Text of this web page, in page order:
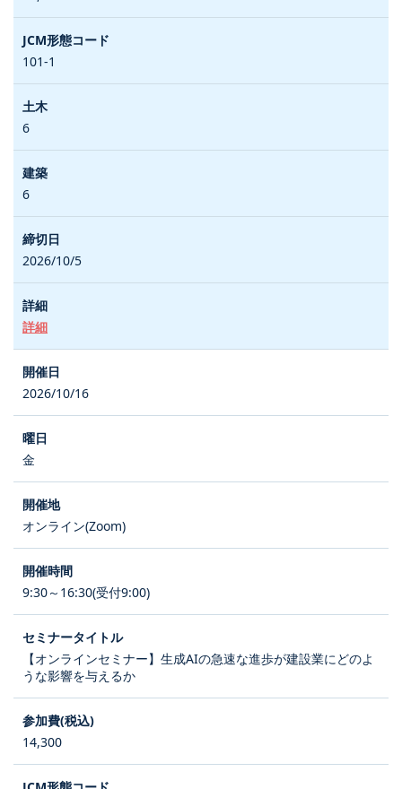
101-1
6
6
2026/10/5
詳細
2026/10/16
金
オンライン(Zoom)
9:30～16:30(受付9:00)
【オンラインセミナー】生成AIの急速な進歩が建設業にどのよ
うな影響を与えるか
14,300